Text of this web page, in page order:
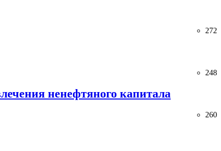
272
248
ненефтяного капитала
260